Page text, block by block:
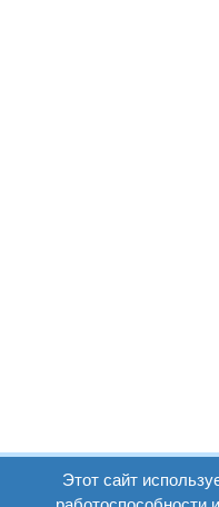
Этот сайт